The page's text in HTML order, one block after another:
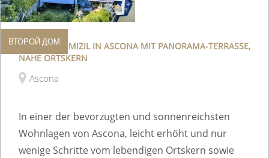
ВТОРОЙ ДОМ
URLAUBSDOMIZIL IN ASCONA MIT PANORAMA-TERRASSE,
NAHE ORTSKERN
Ascona
In einer der bevorzugten und sonnenreichsten
Wohnlagen von Ascona, leicht erhöht und nur
wenige Schritte vom lebendigen Ortskern sowie